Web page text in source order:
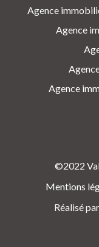
Agence
Agence
Agence
©2022
Mentions
Réalisé